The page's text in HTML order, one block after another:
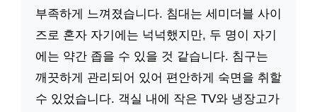
부족하게 느껴졌습니다. 침대는 세미더블 사이
즈로 혼자 자기에는 넉넉했지만, 두 명이 자기
에는 약간 좁을 수 있을 것 같습니다. 침구는
깨끗하게 관리되어 있어 편안하게 숙면을 취할
수 있었습니다. 객실 내에 작은 TV와 냉장고가